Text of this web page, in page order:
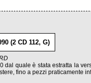
(2 CD 112, G)
dal quale è stata estratta la
fino a pezzi praticamente